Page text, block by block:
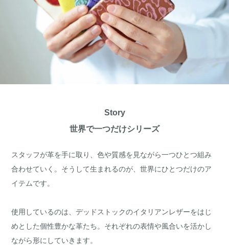
Story
世界で一つだけシリーズ
スタッフが革を手に取り、色や質感を見ながら一つひとつ組み
合わせていく。そうして生まれるのが、世界にひとつだけのア
イテムです。
使用しているのは、デッドストックのイタリアンレザーをはじ
めとした個性豊かな革たち。それぞれの表情や風合いを活かし
ながら形にしていきます。